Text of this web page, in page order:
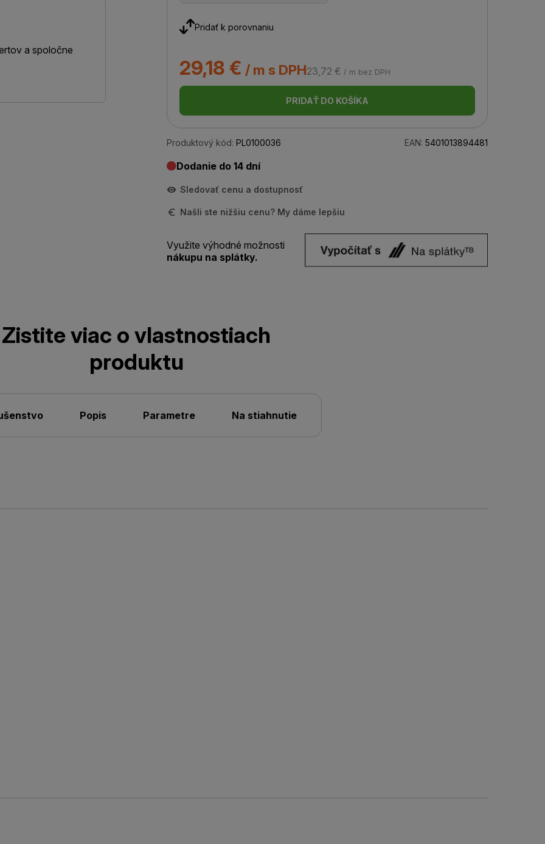
a spoločne
Pridať k porovnaniu
29,18 € / m s DPH23,72 € / m bez DPH
PRIDAŤ DO KOŠÍKA
Produktový kód: PL0100036 EAN: 5401013894481
Dodanie do 14 dní
Sledovať cenu a dostupnosť
Našli ste nižšiu cenu? My dáme lepšiu
Využite výhodné možnosti
nákupu na splátky.
Zistite viac o vlastnostiach
produktu
Popis Parametre Na stiahnutie